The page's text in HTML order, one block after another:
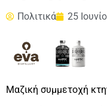
Πολιτικά 25
Μαζική συμμετοχή